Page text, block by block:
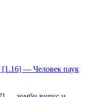
[1.16] — Человек паук